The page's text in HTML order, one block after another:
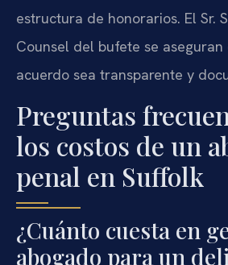
estructura de honorarios. El Sr.
Counsel del bufete se
acuerdo sea transparente y
Preguntas
los costos de un
penal en Suffolk
¿Cuánto cuesta en
abogado para un